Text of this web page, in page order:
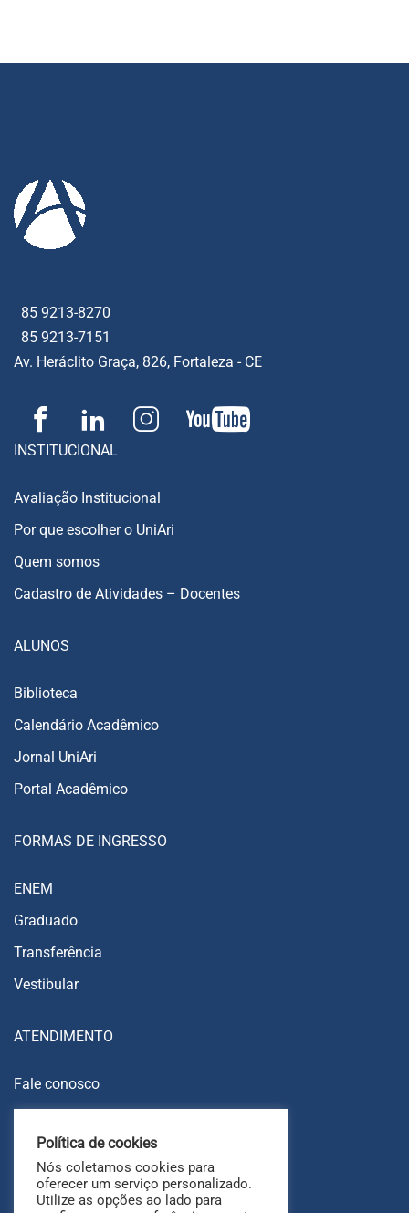
85 9213-8270
85 9213-7151
Av. Heráclito Graça, 826, Fortaleza - CE
INSTITUCIONAL
Avaliação Institucional
Por que escolher o UniAri
Quem somos
Cadastro de Atividades – Docentes
ALUNOS
Biblioteca
Calendário Acadêmico
Jornal UniAri
Portal Acadêmico
FORMAS DE INGRESSO
ENEM
Graduado
Transferência
Vestibular
ATENDIMENTO
Fale conosco
Ouvidoria
FAQ
Política de cookies
Nós coletamos cookies para
oferecer um serviço personalizado.
Utilize as opções ao lado para